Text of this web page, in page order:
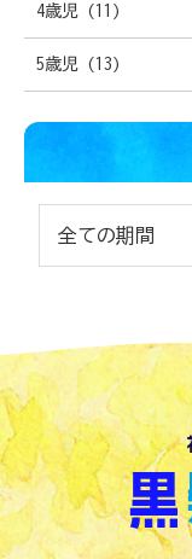
4歳児 (11)
5歳児 (13)
黒